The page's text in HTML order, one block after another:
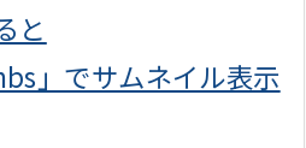
と
」でサムネイル表示